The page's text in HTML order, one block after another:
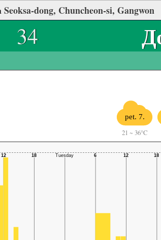
Seoksa-dong, Chuncheon-si, Gangwon
34
pet. 7.
21 ~ 36°C